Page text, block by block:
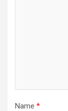
Name *